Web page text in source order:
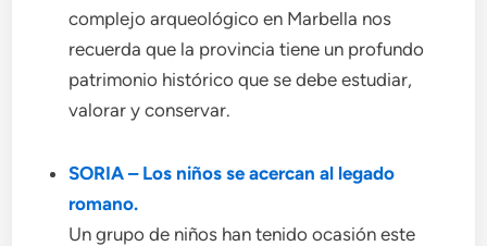
complejo arqueológico en Marbella nos
recuerda que la provincia tiene un profundo
patrimonio histórico que se debe estudiar,
valorar y conservar.
SORIA – Los niños se acercan al legado
romano.
Un grupo de niños han tenido ocasión este